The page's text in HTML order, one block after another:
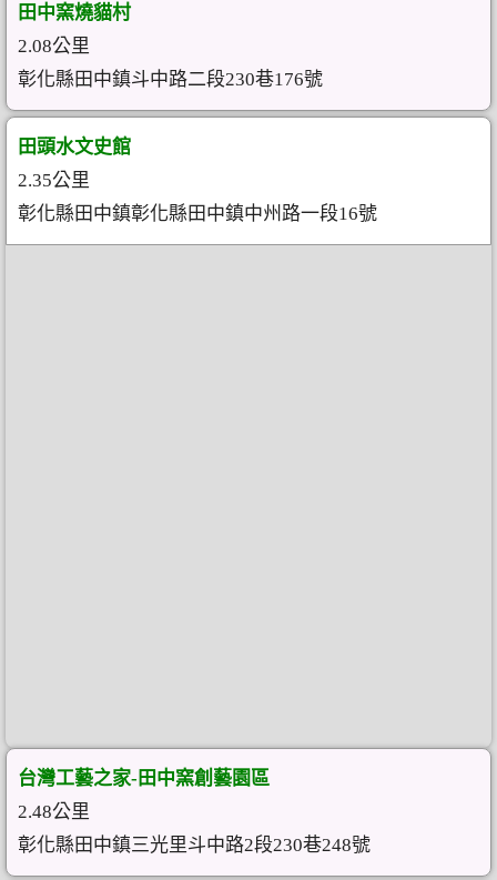
田中窯燒貓村
2.08公里
彰化縣田中鎮斗中路二段230巷176號
田頭水文史館
2.35公里
彰化縣田中鎮彰化縣田中鎮中州路一段16號
台灣工藝之家-田中窯創藝園區
2.48公里
彰化縣田中鎮三光里斗中路2段230巷248號